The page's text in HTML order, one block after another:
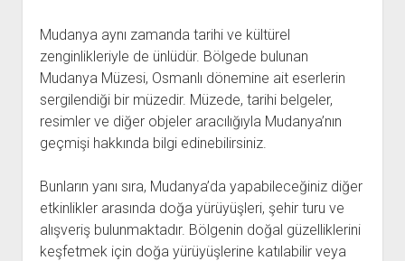
Mudanya aynı zamanda tarihi ve kültürel
zenginlikleriyle de ünlüdür. Bölgede bulunan
Mudanya Müzesi, Osmanlı dönemine ait eserlerin
sergilendiği bir müzedir. Müzede, tarihi belgeler,
resimler ve diğer objeler aracılığıyla Mudanya’nın
geçmişi hakkında bilgi edinebilirsiniz.
Bunların yanı sıra, Mudanya’da yapabileceğiniz diğer
etkinlikler arasında doğa yürüyüşleri, şehir turu ve
alışveriş bulunmaktadır. Bölgenin doğal güzelliklerini
keşfetmek için doğa yürüyüşlerine katılabilir veya